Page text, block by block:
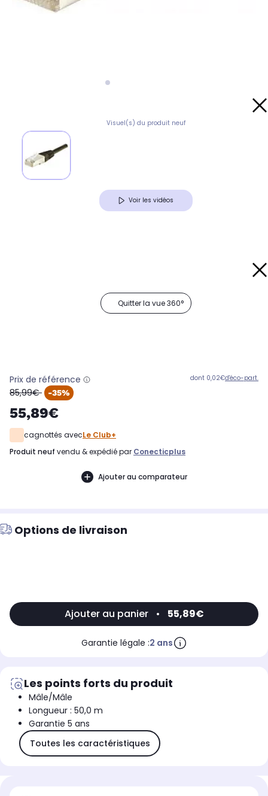
Visuel(s) du produit neuf
Voir les vidéos
Quitter la vue 360°
Prix de référence
oldPrice
85,99€ -35%
55,89€
dont 0,02€d'éco-part.
cagnottés avecLe Club+
produit neuf vendu & expédié par Conecticplus
Ajouter au comparateur
Options de livraison
Ajouter au panier • 55,89€
Garantie légale :2 ans
Les points forts du produit
Mâle/Mâle
Longueur : 50,0 m
Garantie 5 ans
Toutes les caractéristiques